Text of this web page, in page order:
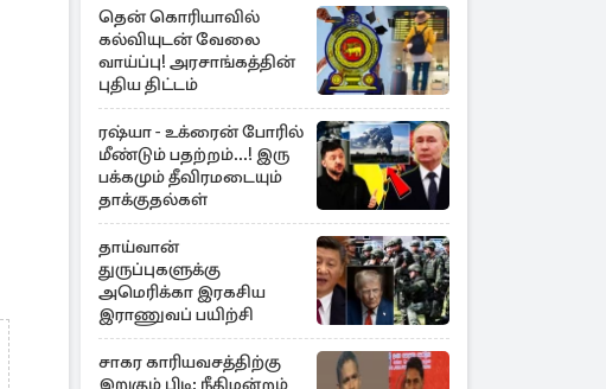
தென் கொரியாவில்
கல்வியுடன் வேலை
வாய்ப்பு! அரசாங்கத்தின்
புதிய திட்டம்
ரஷ்யா - உக்ரைன் போரில்
மீண்டும் பதற்றம்...! இரு
பக்கமும் தீவிரமடையும்
தாக்குதல்கள்
தாய்வான்
துருப்புகளுக்கு
அமெரிக்கா இரகசிய
இராணுவப் பயிற்சி
சாகர காரியவசத்திற்கு
இறுகும் பிடி: நீதிமன்றம்